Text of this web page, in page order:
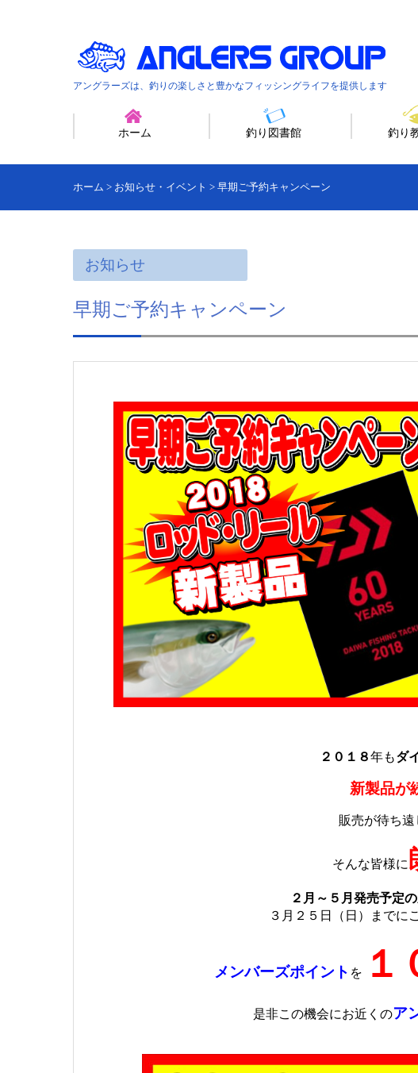
アングラーズは、釣りの楽しさと豊かなフィッシングライフを提供します
ホーム 釣り図書館 釣り
ホーム > お知らせ・イベント > 早期ご予約キャンペーン
お知らせ
早期ご予約キャンペーン
２０１８年もダ
新製品が
販売が待ち遠
そんな皆様に
２月～５月発売予定
３月２５日（日）までに
メンバーズポイント を １
是非この機会にお近くのア